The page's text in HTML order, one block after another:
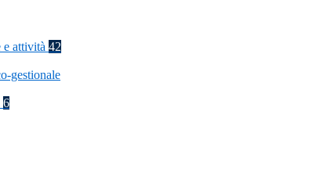
attività 42
gestionale
6